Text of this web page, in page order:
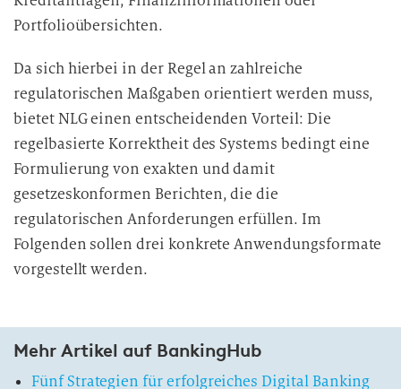
Portfolioübersichten.
Da sich hierbei in der Regel an zahlreiche
regulatorischen Maßgaben orientiert werden muss,
bietet NLG einen entscheidenden Vorteil: Die
regelbasierte Korrektheit des Systems bedingt eine
Formulierung von exakten und damit
gesetzeskonformen Berichten, die die
regulatorischen Anforderungen erfüllen. Im
Folgenden sollen drei konkrete Anwendungsformate
vorgestellt werden.
Mehr Artikel auf BankingHub
Fünf Strategien für erfolgreiches Digital Banking